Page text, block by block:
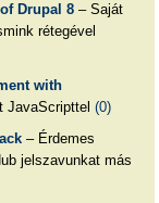
Drupal 8– Saját
rétegével
with
JavaScripttel (0)
– Érdemes
jelszavunkat más